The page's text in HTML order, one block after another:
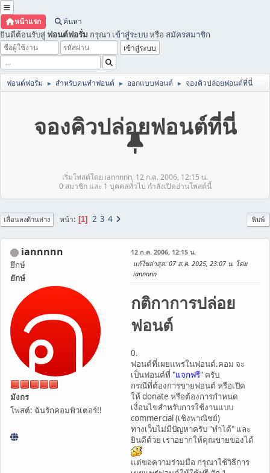
หน้าแรก ค้นหา
ยินดีต้อนรับสู่ ฟอนต์ฟอรั่ม กรุณา เข้าสู่ระบบหรือ สมัครสมาชิก
ฟอนต์ฟอรั่ม ► สำหรับคนทำฟอนต์ ► ออกแบบฟอนต์ ► จองคิวปล่อยฟอนต์ที่นี่
จองคิวปล่อยฟอนต์ที่นี่
เริ่มโพสต์โดย iannnnn, 12 ก.ค. 2006, 12:15 น.
0 สมาชิก และ 1 บุคคลทั่วไป กำลังเปิดอ่านโพสต์นี้
พิมพ์
เลื่อนลงด้านล่าง หน้า 1 2 3 4
iannnnn
ยึกษ์
ยักษ์
มังกร
โพสต์: ฉันรักคอมพิวเตอร์!!
12 ก.ค. 2006, 12:15 น.
แก้ไขล่าสุด: 07 ส.ค. 2025, 23:07 น. โดย
iannnnn
กติกาการปล่อย
ฟอนต์
0.
ฟอนต์ที่เผยแพร่ในฟอนต์.คอม จะ
เป็นฟอนต์ที่ "แจกฟรี" ครับ
กรณีที่ต้องการขายฟอนต์ หรือเปิด
ให้ donate หรือต้องการกำหนด
เงื่อนไขสำหรับการใช้งานแบบ
commercial (เชิงพาณิชย์)
ทางเว็บไม่มีปัญหาครับ "ทำได้" และ
ยินดีด้วย เราอยากให้คุณขายของได้
แต่ขอความร่วมมือ กรุณาใช้วิธีการ